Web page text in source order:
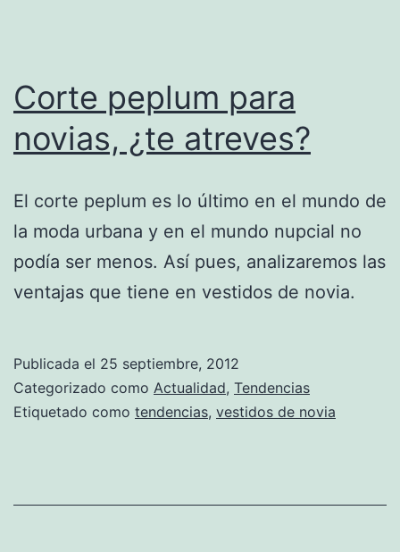
Corte peplum para
novias, ¿te atreves?
El corte peplum es lo último en el mundo de
la moda urbana y en el mundo nupcial no
podía ser menos. Así pues, analizaremos las
ventajas que tiene en vestidos de novia.
Publicada el 25 septiembre, 2012
Categorizado como Actualidad, Tendencias
Etiquetado como tendencias, vestidos de novia